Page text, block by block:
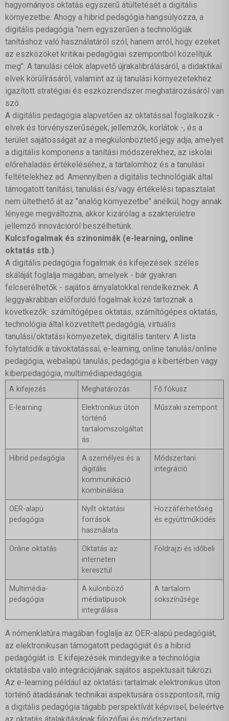
hagyományos oktatás egyszerű átültetését a digitális
környezetbe. Ahogy a hibrid pedagógia hangsúlyozza, a
digitális pedagógia "nem egyszerűen a technológiák
tanításhoz való használatáról szól, hanem arról, hogy ezeket
az eszközöket kritikai pedagógiai szempontból közelítjük
meg". A tanulási célok alapvető újrakalibrálásáról, a didaktikai
elvek körülírásáról, valamint az új tanulási környezetekhez
igazított stratégiai és eszközrendszer meghatározásáról van
szó.
A digitális pedagógia alapvetően az oktatással foglalkozik -
elvek és törvényszerűségek, jellemzők, korlátok -, és a
terület sajátosságát az a megkülönböztető jegy adja, amelyet
a digitális komponens a tanítási módszerekhez, az iskolai
előrehaladás értékeléséhez, a tartalomhoz és a tanulási
feltételekhez ad. Amennyiben a digitális technológiák által
támogatott tanítási, tanulási és/vagy értékelési tapasztalat
nem ültethető át az "analóg környezetbe" anélkül, hogy annak
lényege megváltozna, akkor kizárólag a szakterületre
jellemző innovációról beszélhetünk.
Kulcsfogalmak és szinonimák (e-learning, online
oktatás stb.)
A digitális pedagógia fogalmak és kifejezések széles
skáláját foglalja magában, amelyek - bár gyakran
felcserélhetők - sajátos árnyalatokkal rendelkeznek. A
leggyakrabban előforduló fogalmak közé tartoznak a
következők: számítógépes oktatás, számítógépes oktatás,
technológia által közvetített pedagógia, virtuális
tanulási/oktatási környezetek, digitális tanterv. A lista
folytatódik a távoktatással, e-learning, online tanulás/online
pedagógia, webalapú tanulás, pedagógia a kibertérben vagy
kiberpedagógia, multimédiapedagógia.
A kifejezés Meghatározás Fő fókusz
E-learning
Elektronikus úton
történő
tartalomszolgáltat
ás
Műszaki szempont
Hibrid pedagógia
A személyes és a
digitális
kommunikáció
kombinálása
Módszertani
integráció
OER-alapú
pedagógia
Nyílt oktatási
források
használata
Hozzáférhetőség
és együttműködés
Online oktatás
Oktatás az
interneten
keresztül
Földrajzi és időbeli
Multimédia-
pedagógia
A különböző
médiatípusok
integrálása
A tartalom
sokszínűsége
A nómenklatúra magában foglalja az OER-alapú pedagógiát,
az elektronikusan támogatott pedagógiát és a hibrid
pedagógiát is. E kifejezések mindegyike a technológia
oktatásba való integrációjának sajátos aspektusait tükrözi.
Az e-learning például az oktatási tartalmak elektronikus úton
történő átadásának technikai aspektusára összpontosít, míg
a digitális pedagógia tágabb perspektívát képvisel, beleértve